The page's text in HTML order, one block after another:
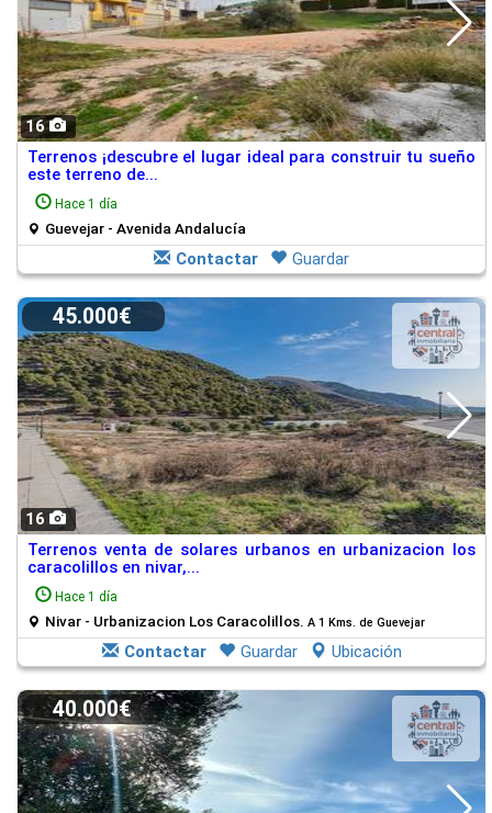
16
Terrenos ¡descubre el lugar ideal para construir tu sueño
este terreno de...
Hace 1 día
Guevejar - Avenida Andalucía
Contactar Guardar
16
45.000€
Terrenos venta de solares urbanos en urbanizacion los
caracolillos en nivar,...
Hace 1 día
Nivar - Urbanizacion Los Caracolillos. A 1 Kms. de Guevejar
Contactar Guardar Ubicación
40.000€